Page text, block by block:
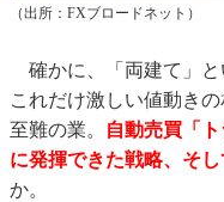
（出所：FXブロードネット）
確かに、「両建て」と
これだけ激しい値動き
至難の業。
自動売買「
に発揮できた戦略、そ
か。